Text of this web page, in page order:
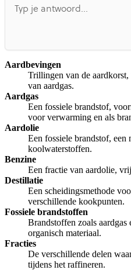
Aardbevingen
Trillingen van de
van aardgas.
Aardgas
Een fossiele brandstof,
voor verwarming en als
Aardolie
Een fossiele brandstof, een
koolwaterstoffen.
Benzine
Een fractie van aardolie,
Destillatie
Een scheidingsmethode
verschillende kookpunten.
Fossiele brandstoffen
Brandstoffen zoals
organisch materiaal.
Fracties
De verschillende delen
tijdens het raffineren.